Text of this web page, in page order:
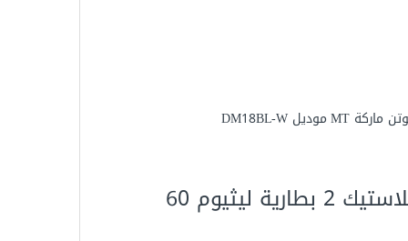
شنيور بطارية 13 مم سرعتين 18 فولت – شنطة بلاستيك 2 بطارية ليثيوم 60